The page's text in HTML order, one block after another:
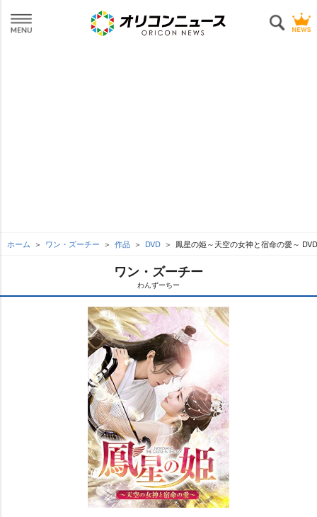
ホーム ワン・ズーチー 作品 DVD 鳳星の姫～天空の女神と宿命の愛～
ワン・ズーチー
わんずーちー